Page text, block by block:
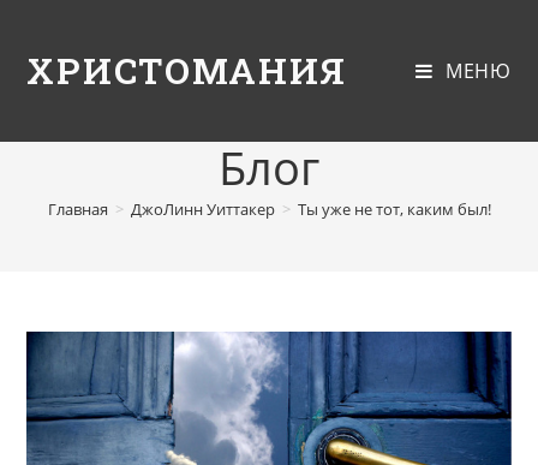
ХРИСТОМАНИЯ МЕНЮ
Блог
Главная > ДжоЛинн Уиттакер > Ты уже не тот, каким был!